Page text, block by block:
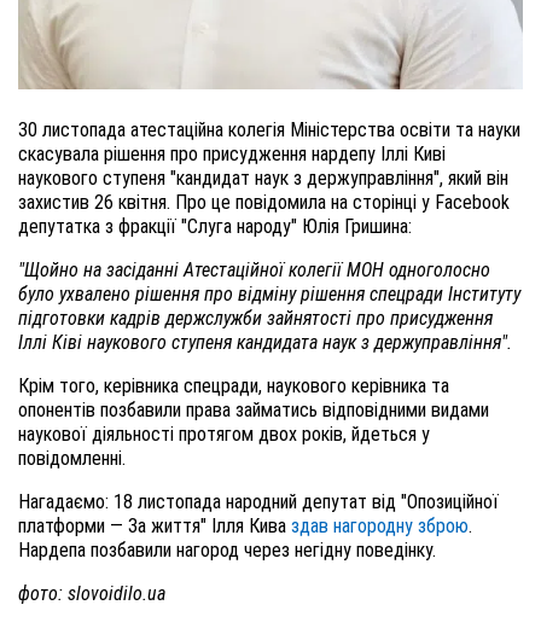
30 листопада атестаційна колегія Міністерства освіти та науки
скасувала рішення про присудження нардепу Іллі Киві
наукового ступеня "кандидат наук з держуправління", який він
захистив 26 квітня. Про це повідомила на сторінці у Facebook
депутатка з фракції "Слуга народу" Юлія Гришина:
"Щойно на засіданні Атестаційної колегії МОН одноголосно
було ухвалено рішення про відміну рішення спецради Інституту
підготовки кадрів держслужби зайнятості про присудження
Іллі Ківі наукового ступеня кандидата наук з держуправління".
Крім того, керівника спецради, наукового керівника та
опонентів позбавили права займатись відповідними видами
наукової діяльності протягом двох років, йдеться у
повідомленні.
Нагадаємо: 18 листопада народний депутат від "Опозиційної
платформи — За життя" Ілля Кива здав нагородну зброю.
Нардепа позбавили нагород через негідну поведінку.
фото: slovoidilo.ua